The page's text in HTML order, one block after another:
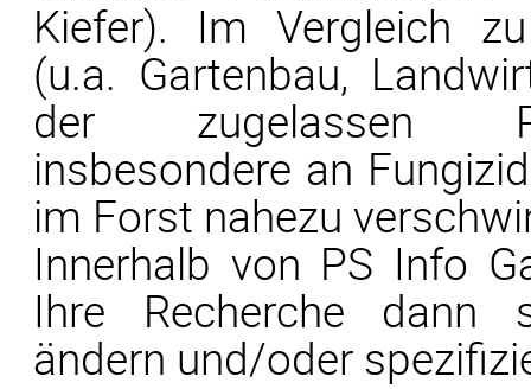
Kiefer). Im Vergleich
(u.a. Gartenbau,
der zugelassen
insbesondere an
im Forst nahezu
Innerhalb von PS Info
Ihre Recherche dann
ändern und/oder